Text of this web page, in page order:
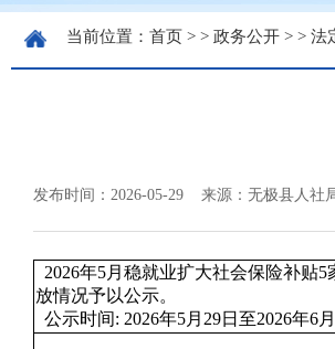
当前位置： 首页 > > 政务公开 > > 法
发布时间：2026-05-29 来源：无极县人社
2026年5月稳就业扩大社会保险补贴
放情况予以公示。
公示时间: 2026年5月29日至2026年6